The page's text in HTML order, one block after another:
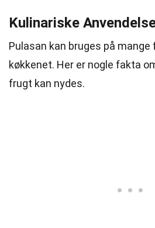
Kulinariske
Pulasan kan bruges på
køkkenet. Her er nogle fakta
frugt kan nydes.